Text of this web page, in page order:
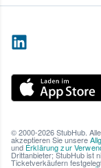
© 2000-2026 StubHub.
akzeptieren Sie unsere
und Erklärung zur
Drittanbieter; StubHub ist
Ticketverkäufern